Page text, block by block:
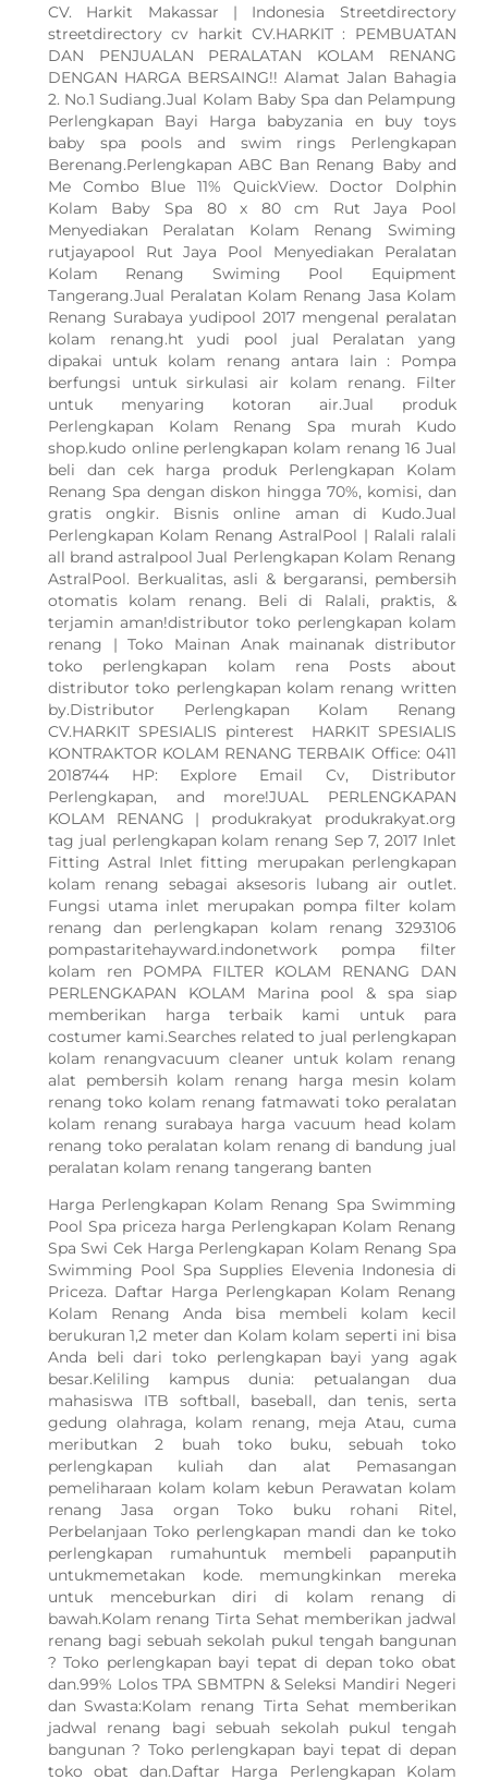
CV. Harkit Makassar | Indonesia Streetdirectory
streetdirectory cv harkit CV.HARKIT : PEMBUATAN
DAN PENJUALAN PERALATAN KOLAM RENANG
DENGAN HARGA BERSAING!! Alamat Jalan Bahagia
2. No.1 Sudiang.Jual Kolam Baby Spa dan Pelampung
Perlengkapan Bayi Harga babyzania en buy toys
baby spa pools and swim rings Perlengkapan
Berenang.Perlengkapan ABC Ban Renang Baby and
Me Combo Blue 11% QuickView. Doctor Dolphin
Kolam Baby Spa 80 x 80 cm Rut Jaya Pool
Menyediakan Peralatan Kolam Renang Swiming
rutjayapool Rut Jaya Pool Menyediakan Peralatan
Kolam Renang Swiming Pool Equipment
Tangerang.Jual Peralatan Kolam Renang Jasa Kolam
Renang Surabaya yudipool 2017 mengenal peralatan
kolam renang.ht yudi pool jual Peralatan yang
dipakai untuk kolam renang antara lain : Pompa
berfungsi untuk sirkulasi air kolam renang. Filter
untuk menyaring kotoran air.Jual produk
Perlengkapan Kolam Renang Spa murah Kudo
shop.kudo online perlengkapan kolam renang 16 Jual
beli dan cek harga produk Perlengkapan Kolam
Renang Spa dengan diskon hingga 70%, komisi, dan
gratis ongkir. Bisnis online aman di Kudo.Jual
Perlengkapan Kolam Renang AstralPool | Ralali ralali
all brand astralpool Jual Perlengkapan Kolam Renang
AstralPool. Berkualitas, asli & bergaransi, pembersih
otomatis kolam renang. Beli di Ralali, praktis, &
terjamin aman!distributor toko perlengkapan kolam
renang | Toko Mainan Anak mainanak distributor
toko perlengkapan kolam rena Posts about
distributor toko perlengkapan kolam renang written
by.Distributor Perlengkapan Kolam Renang
CV.HARKIT SPESIALIS pinterest HARKIT SPESIALIS
KONTRAKTOR KOLAM RENANG TERBAIK Office: 0411
2018744 HP: Explore Email Cv, Distributor
Perlengkapan, and more!JUAL PERLENGKAPAN
KOLAM RENANG | produkrakyat produkrakyat.org
tag jual perlengkapan kolam renang Sep 7, 2017 Inlet
Fitting Astral Inlet fitting merupakan perlengkapan
kolam renang sebagai aksesoris lubang air outlet.
Fungsi utama inlet merupakan pompa filter kolam
renang dan perlengkapan kolam renang 3293106
pompastaritehayward.indonetwork pompa filter
kolam ren POMPA FILTER KOLAM RENANG DAN
PERLENGKAPAN KOLAM Marina pool & spa siap
memberikan harga terbaik kami untuk para
costumer kami.Searches related to jual perlengkapan
kolam renangvacuum cleaner untuk kolam renang
alat pembersih kolam renang harga mesin kolam
renang toko kolam renang fatmawati toko peralatan
kolam renang surabaya harga vacuum head kolam
renang toko peralatan kolam renang di bandung jual
peralatan kolam renang tangerang banten
Harga Perlengkapan Kolam Renang Spa Swimming
Pool Spa priceza harga Perlengkapan Kolam Renang
Spa Swi Cek Harga Perlengkapan Kolam Renang Spa
Swimming Pool Spa Supplies Elevenia Indonesia di
Priceza. Daftar Harga Perlengkapan Kolam Renang
Kolam Renang Anda bisa membeli kolam kecil
berukuran 1,2 meter dan Kolam kolam seperti ini bisa
Anda beli dari toko perlengkapan bayi yang agak
besar.Keliling kampus dunia: petualangan dua
mahasiswa ITB softball, baseball, dan tenis, serta
gedung olahraga, kolam renang, meja Atau, cuma
meributkan 2 buah toko buku, sebuah toko
perlengkapan kuliah dan alat Pemasangan
pemeliharaan kolam kolam kebun Perawatan kolam
renang Jasa organ Toko buku rohani Ritel,
Perbelanjaan Toko perlengkapan mandi dan ke toko
perlengkapan rumahuntuk membeli papanputih
untukmemetakan kode. memungkinkan mereka
untuk menceburkan diri di kolam renang di
bawah.Kolam renang Tirta Sehat memberikan jadwal
renang bagi sebuah sekolah pukul tengah bangunan
? Toko perlengkapan bayi tepat di depan toko obat
dan.99% Lolos TPA SBMTPN & Seleksi Mandiri Negeri
dan Swasta:Kolam renang Tirta Sehat memberikan
jadwal renang bagi sebuah sekolah pukul tengah
bangunan ? Toko perlengkapan bayi tepat di depan
toko obat dan.Daftar Harga Perlengkapan Kolam